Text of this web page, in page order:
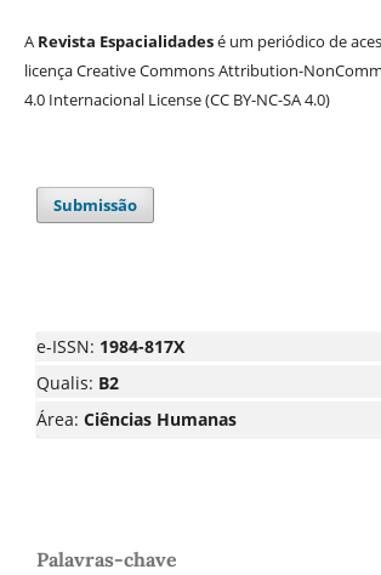
A Revista Espacialidadesé um periódico de
licença Creative Commons Attribution-
4.0 Internacional License (CC BY-NC-SA 4.0)
Submissão
e-ISSN: 1984-817X
Qualis: B2
Área: Ciências Humanas
Palavras-chave